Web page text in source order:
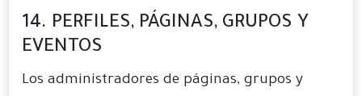
14. PERFILES, PÁGINAS, GRUPOS Y
EVENTOS
Los administradores de páginas, grupos y